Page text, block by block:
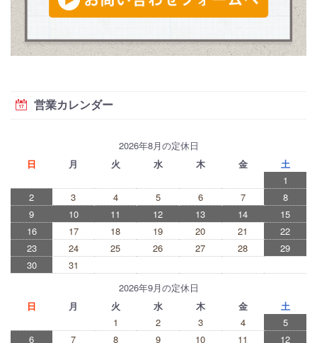
営業カレンダー
2026年8月の定休日
日
月 火 水 木 金
土
1
2
3 4 5 6 7
8
9
10 11 12 13 14
15
16
17 18 19 20 21
22
23
24 25 26 27 28
29
30
31
2026年9月の定休日
日
月 火 水 木 金
土
1
2 3 4
5
6
7 8 9 10 11 12